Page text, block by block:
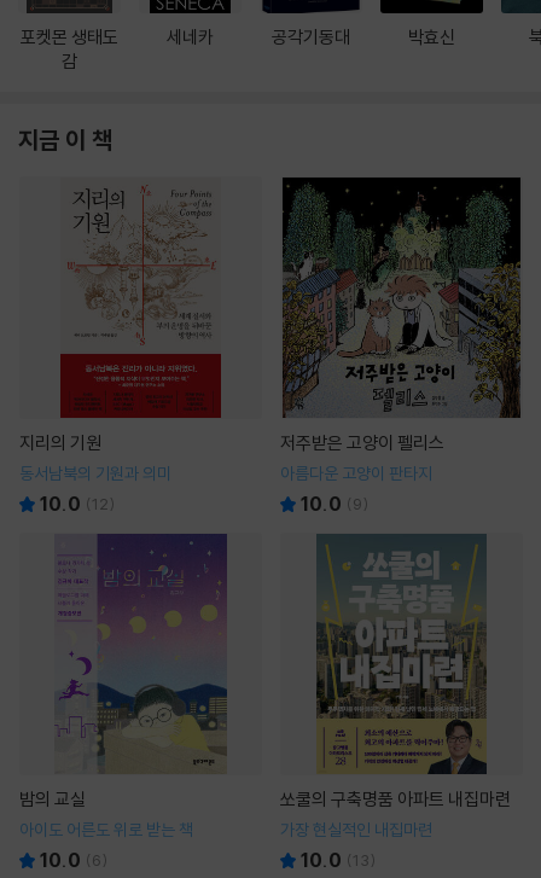
포켓몬 생태도
감
세네카 공각기동대 박효신
지금 이 책
지리의 기원
동서남북의 기원과 의미
10.0 (12)
저주받은 고양이 펠리스
아름다운 고양이 판타지
10.0 (9)
밤의 교실
아이도 어른도 위로 받는 책
10.0 (6)
쏘쿨의 구축명품 아파트 내집마련
가장 현실적인 내집마련
10.0 (13)